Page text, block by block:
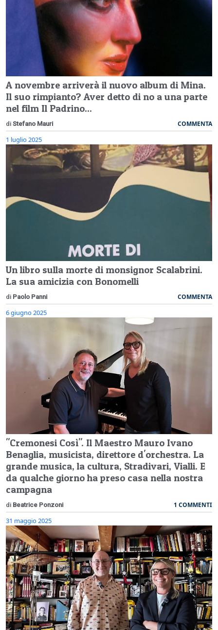
A novembre arriverà il nuovo album di Mina.
Il suo rimpianto? Aver detto di no a una parte
nel film Il Padrino...
di Stefano Mauri COMMENTA
1 luglio 2025
Un libro sulla morte di monsignor Scalabrini.
La sua amicizia con Bonomelli
di Paolo Panni COMMENTA
6 giugno 2025
"Cremonesi Così". Il Maestro Mauro Ivano
Benaglia, musicista, direttore d'orchestra. La
grande musica, la cultura, Stradivari, Vialli. E
da qualche giorno ha preso casa nella nostra
campagna
di Beatrice Ponzoni 1 COMMENTI
31 maggio 2025